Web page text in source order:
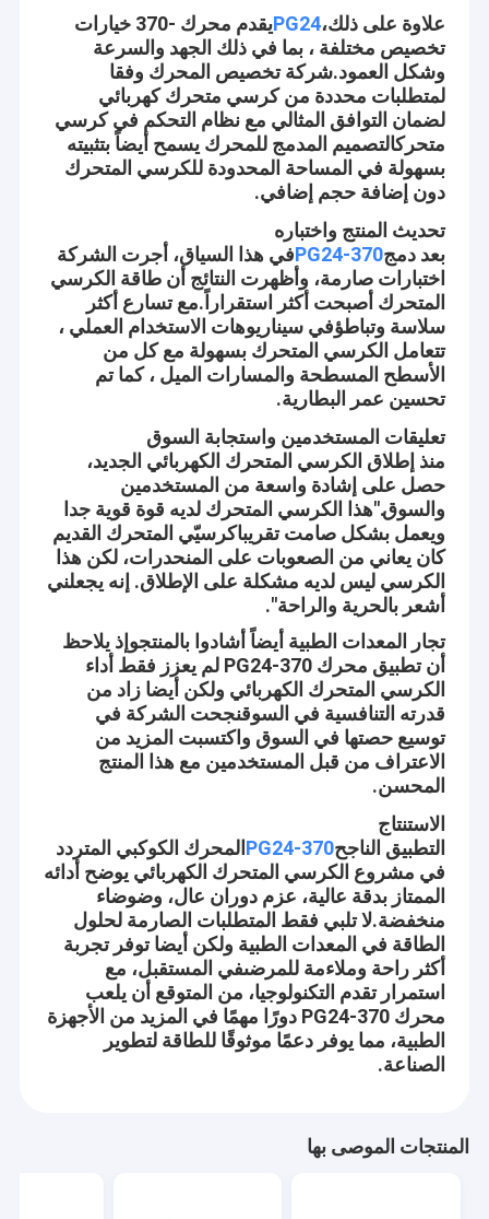
منتجات
علاوة على ذلك،PG24
يقدم محرك -370 خيارات
تخصيص مختلفة ، بما في ذلك الجهد والسرعة
وشكل العمود.شركة تخصيص المحرك وفقا
لمتطلبات محددة من كرسي متحرك كهربائي
لضمان التوافق المثالي مع نظام التحكم في كرسي
متحركالتصميم المدمج للمحرك يسمح أيضاً بتثبيته
بسهولة في المساحة المحدودة للكرسي المتحرك
دون إضافة حجم إضافي.
تحديث المنتج واختباره
بعد دمجPG24-370في هذا السياق، أجرت الشركة
اختبارات صارمة، وأظهرت النتائج أن طاقة الكرسي
المتحرك أصبحت أكثر استقراراً.مع تسارع أكثر
سلاسة وتباطؤفي سيناريوهات الاستخدام العملي ،
تتعامل الكرسي المتحرك بسهولة مع كل من
الأسطح المسطحة والمسارات الميل ، كما تم
تحسين عمر البطارية.
تعليقات المستخدمين واستجابة السوق
منذ إطلاق الكرسي المتحرك الكهربائي الجديد،
حصل على إشادة واسعة من المستخدمين
والسوق."هذا الكرسي المتحرك لديه قوة قوية جدا
ويعمل بشكل صامت تقريباكرسيّي المتحرك القديم
كان يعاني من الصعوبات على المنحدرات، لكن هذا
الكرسي ليس لديه مشكلة على الإطلاق. إنه يجعلني
أشعر بالحرية والراحة".
تجار المعدات الطبية أيضاً أشادوا بالمنتجوإذ يلاحظ
أن تطبيق محرك PG24-370 لم يعزز فقط أداء
الكرسي المتحرك الكهربائي ولكن أيضا زاد من
قدرته التنافسية في السوقنجحت الشركة في
توسيع حصتها في السوق واكتسبت المزيد من
الاعتراف من قبل المستخدمين مع هذا المنتج
المحسن.
الاستنتاج
التطبيق الناجحPG24-370المحرك الكوكبي المتردد
في مشروع الكرسي المتحرك الكهربائي يوضح أدائه
الممتاز بدقة عالية، عزم دوران عال، وضوضاء
منخفضة.لا تلبي فقط المتطلبات الصارمة لحلول
الطاقة في المعدات الطبية ولكن أيضا توفر تجربة
أكثر راحة وملاءمة للمرضىفي المستقبل، مع
استمرار تقدم التكنولوجيا، من المتوقع أن يلعب
محرك PG24-370 دورًا مهمًا في المزيد من الأجهزة
الطبية، مما يوفر دعمًا موثوقًا للطاقة لتطوير
الصناعة.
المنتجات الموصى بها